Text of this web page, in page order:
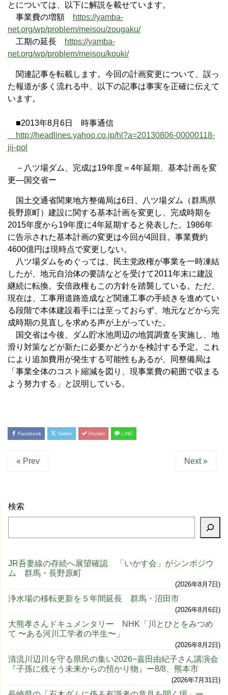
とについては、以下に解説を載せています。
事業費の増額
https://yamba-
net.org/wp/problem/meisou/zougaku/
工期の延長
https://yamba-
net.org/wp/problem/meisou/kouki/
関連記事を転載します。今回の計画変更について、誤っ
た報道が多く流れる中、以下の記事は事実を正確に伝えて
います。
■2013年8月6日 時事通信
http://headlines.yahoo.co.jp/hl?a=20130806-00000118-
jij-pol
－八ツ場ダム、完成は19年度＝4年延期、基本計画を変
更―国交省ー
国土交通省関東地方整備局は6日、八ツ場ダム（群馬県
長野原町）建設に関する基本計画を変更し、完成時期を
2015年度から19年度に4年延期すると発表した。1986年
に告示された基本計画の変更は今回が4回目。事業費約
4600億円は現時点で変更しない。
八ツ場ダムをめぐっては、民主党政権が事業を一時凍結
したが、地元自治体の要請などを受けて2011年末に建設
継続に転換。安倍政権もこの方針を踏襲している。ただ、
現在は、工事用道路造成など関連工事の手続きを進めてい
る段階で本体建設着手には至っておらず、地元などから完
成時期の見直しを求める声が上がっていた。
国交省は今後、ダム貯水池周辺の地質調査を実施し、地
滑り対策などが新たに必要かどうかを検討する予定。これ
により追加費用が発生する可能性もあるが、同整備局は
「事業全体のコスト縮減を図り、現事業費の範囲で収まる
よう努力する」と説明している。
Facebook Twitter Pocket LINE
« Prev Next »
検索
JR吾妻線の存続へ展望確認 「いかす会」がシンポジウ
ム 群馬・長野原町
2026年8月7日
浄水場の移転更新を５年間延長 群馬・沼田市
2026年8月6日
大熊孝さんドキュメンタリー NHK「川とひとをみつめ
て 〜ある河川工学者の半生〜」
2026年8月2日
清流川辺川を守る県民の集い2026−嘉田由紀子さん講演会
『子孫に残そう未来からの預かり物』ー8/8、熊本市
2026年7月31日